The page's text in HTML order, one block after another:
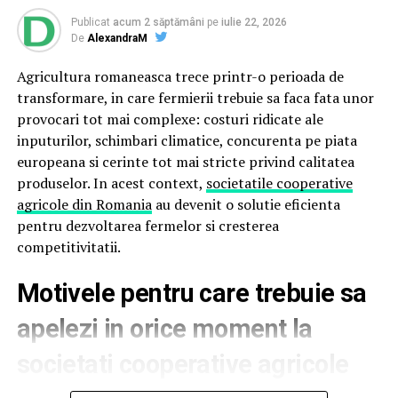
Acestea sunt doar cateva
oferite de Edcora.
ARTICOLE PE ACEIASI TEMA:
URMATORUL
Piese de calitate online pentru tractorul tau!
NU RATATI
Tot ce trebuie să știi despre siguranța ta la locul de
muncă
destinații exotice câștigă tot mai mult teren.
Ingrediente precum smochina, laptele de cocos sau
lemnul de santal creează parfumuri solare, relaxate și
confortabile, perfecte pentru serile de vară.
De ce parfumul miroase diferit vara?
Căldura intensifică evaporarea parfumului și poate
modifica felul în care acesta este perceput. De aceea,
aceeași creație poate avea un miros diferit iarna față de
vară.
Parfumurile echilibrate, construite pe contraste între
mai armonios pe piele în sezonul cald.
Două parfumuri inspirate de vară și de parfumeria
Pornind de la această tendință, Oriflame completează
Publicat acum 2 săptămâni pe iulie 22, 2026
De AlexandraM
Agricultura romaneasca trece printr-o perioada de
transformare, in care fermierii trebuie sa faca fata unor
provocari tot mai complexe: costuri ridicate ale
inputurilor, schimbari climatice, concurenta pe piata
europeana si cerinte tot mai stricte privind calitatea
produselor. In acest context, societatile cooperative
agricole din Romaniaau devenit o solutie eficienta
pentru dezvoltarea fermelor si cresterea
competitivitatii.
Motivele pentru care trebuie sa
apelezi in orice moment la